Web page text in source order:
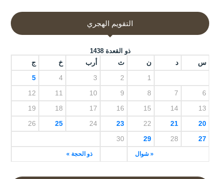
التقويم الهجري
ذو القعدة 1438
س د ن ث أرب خ ج
« شوال ذو الحجة »
1
2
3
4
5
6
7
8
9
10
11
12
13
14
15
16
17
18
19
20
21
22
23
24
25
26
27
28
29
30